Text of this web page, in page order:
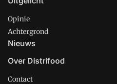
Opinie
Achtergrond
Nieuws
Over Distrifood
Contact